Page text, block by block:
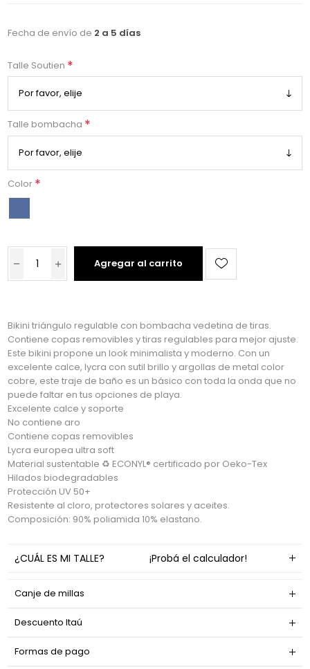
Fecha de envío de 2 a 5 días
Talle Soutien *
Talle bombacha *
Color *
Agregar al carrito
Bikini triángulo regulable con bombacha vedetina de tiras.
Contiene copas removibles y tiras regulables para mejor ajuste.
Este bikini propone un look minimalista y moderno. Con un
excelente calce, lycra con sutil brillo y argollas de metal color
cobre, este traje de baño es un básico con toda la onda que no
puede faltar en tus opciones de playa.
Excelente calce y soporte
No contiene aro
Contiene copas removibles
Lycra europea ultra soft
Material sustentable ♻ ECONYL® certificado por Oeko-Tex
Hilados biodegradables
Protección UV 50+
Resistente al cloro, protectores solares y aceites.
Composición: 90% poliamida 10% elastano.
¿CUÁL ES MI TALLE? ¡Probá el calculador!
Canje de millas
Descuento Itaú
Formas de pago